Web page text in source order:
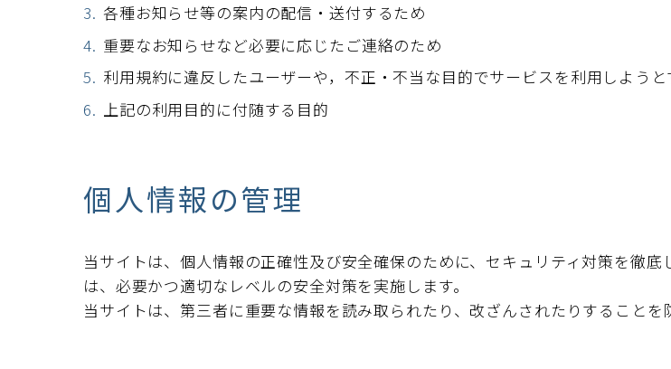
各種お知らせ等の案内の配信・送付するため
重要なお知らせなど必要に応じたご連絡のため
利用規約に違反したユーザーや，不正・不当な目的でサービスを利用しよう
上記の利用目的に付随する目的
個人情報の管理
当サイトは、個人情報の正確性及び安全確保のために、セキュリティ対策を徹
は、必要かつ適切なレベルの安全対策を実施します。
当サイトは、第三者に重要な情報を読み取られたり、改ざんされたりすることを